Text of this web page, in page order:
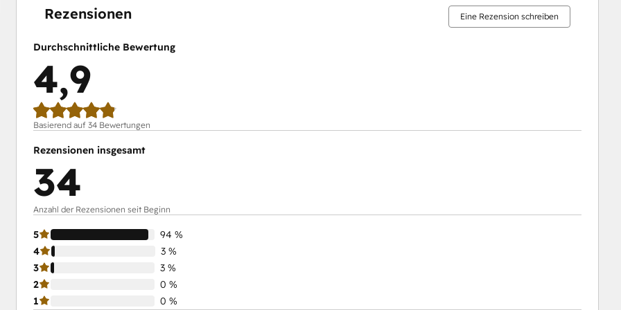
Rezensionen Eine Rezension schreiben
Durchschnittliche Bewertung
4,9
Basierend auf 34 Bewertungen
Rezensionen insgesamt
34
Anzahl der Rezensionen seit Beginn
5
94 %
4
3 %
3
3 %
2
0 %
1
0 %